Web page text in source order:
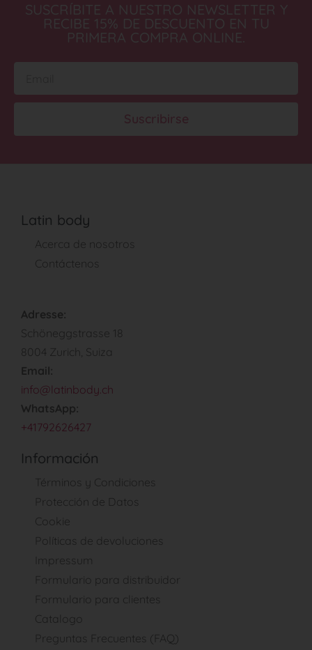
SUSCRÍBITE A NUESTRO NEWSLETTER Y
RECIBE 15% DE DESCUENTO EN TU
PRIMERA COMPRA ONLINE.
Suscribirse
Latin body
Acerca de nosotros
Contáctenos
Adresse:
Schöneggstrasse 18
8004 Zurich, Suiza
Email:
info@latinbody.ch
WhatsApp:
+41792626427
Información
Términos y Condiciones
Protección de Datos
Cookie
Políticas de devoluciones
Impressum
Formulario para distribuidor
Formulario para clientes
Catalogo
Preguntas Frecuentes (FAQ)